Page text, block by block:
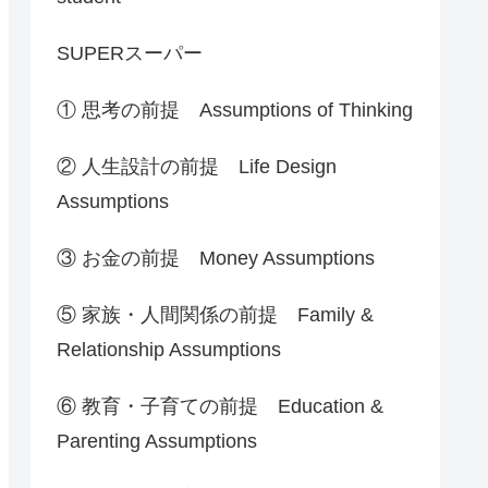
SUPERスーパー
① 思考の前提 Assumptions of Thinking
② 人生設計の前提 Life Design
Assumptions
③ お金の前提 Money Assumptions
⑤ 家族・人間関係の前提 Family &
Relationship Assumptions
⑥ 教育・子育ての前提 Education &
Parenting Assumptions